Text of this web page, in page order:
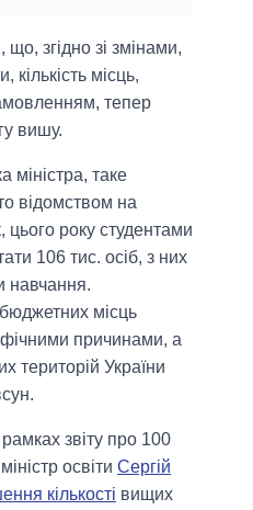
згідно зі змінами,
кількість місць,
тепер
вишу.
міністра, таке
відомством на
цього року студентами
106 тис. осіб, з них
навчання.
місць
причинами, а
територій України
звіту про 100
освіти Сергій
кількості вищих